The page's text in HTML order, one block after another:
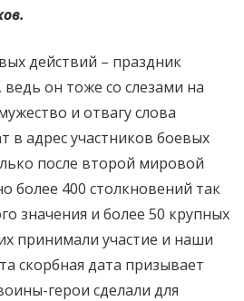
действий – праздник
он тоже со слезами на
и отвагу слова
в адрес участников боевых
после второй мировой
более 400 столкновений так
значения и более 50 крупных
принимали участие и наши
скорбная дата призывает
герои сделали для